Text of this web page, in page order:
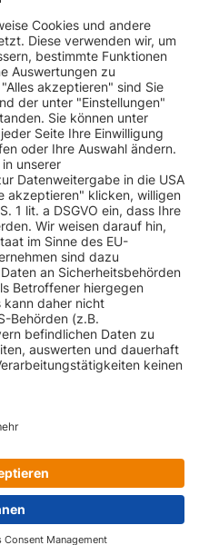
A4 2.7 TDI
DPF
180 PS
A4 3.0 TDI 232 PS
A4 3.0 TDI 204 PS
A4 3.2 FSI
multitronic
255 PS
A4 3.2 FSI
quattro
255 PS
A4 Avant 1.6 102 PS
A4 Avant 1.8 T 163 PS
A4 Avant 2.0
T FSI